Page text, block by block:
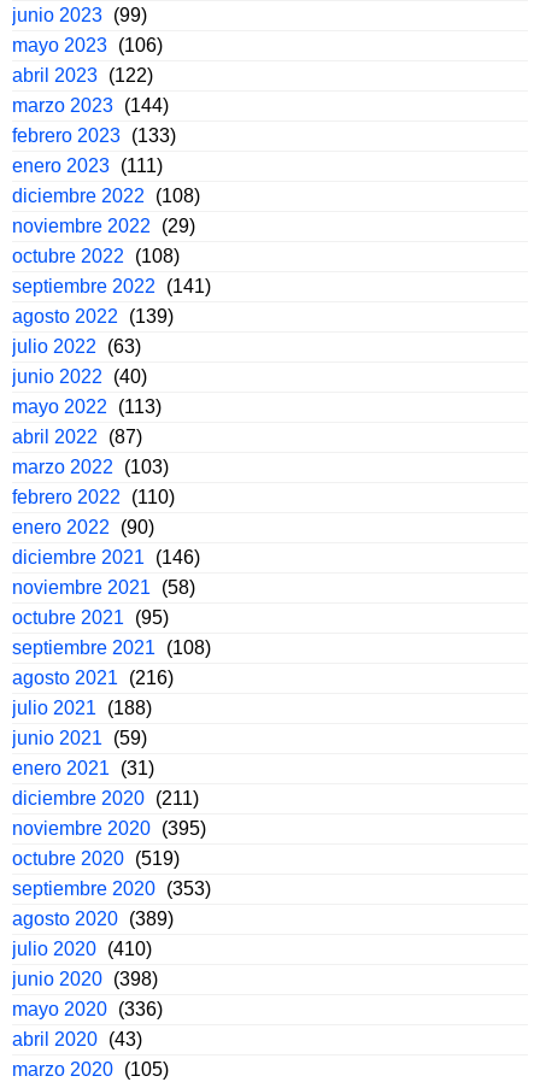
junio 2023 (99)
mayo 2023 (106)
abril 2023 (122)
marzo 2023 (144)
febrero 2023 (133)
enero 2023 (111)
diciembre 2022
(108)
noviembre 2022
(29)
octubre 2022
(108)
septiembre 2022
(141)
agosto 2022
(139)
julio 2022
(63)
junio 2022
(40)
mayo 2022
(113)
abril 2022
(87)
marzo 2022
(103)
febrero 2022
(110)
enero 2022
(90)
diciembre 2021
(146)
noviembre 2021
(58)
octubre 2021
(95)
septiembre 2021
(108)
agosto 2021
(216)
julio 2021
(188)
junio 2021
(59)
enero 2021
(31)
diciembre 2020 (211)
noviembre 2020 (395)
octubre 2020 (519)
septiembre 2020 (353)
agosto 2020 (389)
julio 2020 (410)
junio 2020 (398)
mayo 2020 (336)
abril 2020 (43)
marzo 2020 (105)